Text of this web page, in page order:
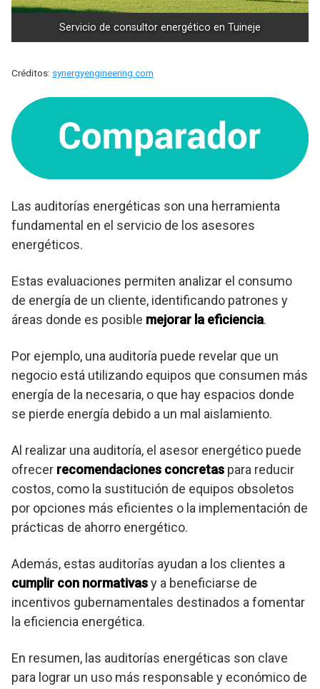
Servicio de consultor energético en Tuineje
Créditos: synergyengineering.com
Las auditorías energéticas son una herramienta
fundamental en el servicio de los asesores
energéticos.
Estas evaluaciones permiten analizar el consumo
de energía de un cliente, identificando patrones y
áreas donde es posible mejorar la eficiencia.
Por ejemplo, una auditoría puede revelar que un
negocio está utilizando equipos que consumen más
energía de la necesaria, o que hay espacios donde
se pierde energía debido a un mal aislamiento.
Al realizar una auditoría, el asesor energético puede
ofrecer recomendaciones concretas para reducir
costos, como la sustitución de equipos obsoletos
por opciones más eficientes o la implementación de
prácticas de ahorro energético.
Además, estas auditorías ayudan a los clientes a
cumplir con normativasy a beneficiarse de
incentivos gubernamentales destinados a fomentar
la eficiencia energética.
En resumen, las auditorías energéticas son clave
para lograr un uso más responsable y económico de